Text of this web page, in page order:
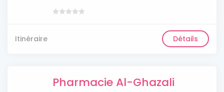
Itinéraire Détails
Pharmacie Al-Ghazali